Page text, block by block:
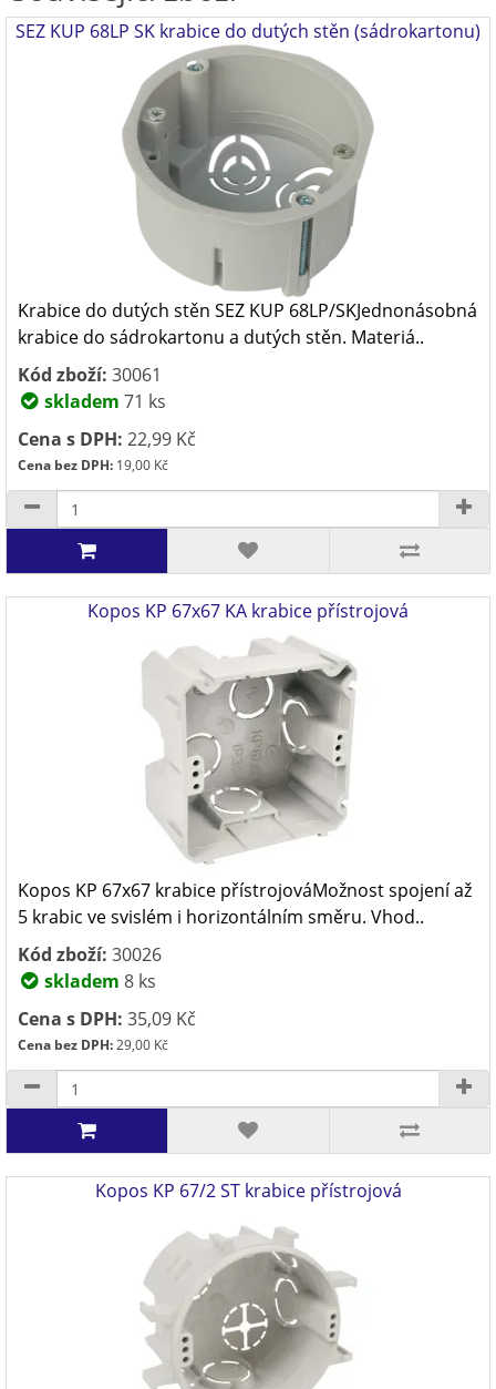
SEZ KUP 68LP SK krabice do dutých stěn (sádrokartonu)
Krabice do dutých stěn SEZ KUP 68LP/SKJednonásobná
krabice do sádrokartonu a dutých stěn. Materiá..
Kód zboží: 30061
skladem 71 ks
Cena s DPH: 22,99 Kč
Cena bez DPH: 19,00 Kč
Kopos KP 67x67 KA krabice přístrojová
Kopos KP 67x67 krabice přístrojováMožnost spojení až
5 krabic ve svislém i horizontálním směru. Vhod..
Kód zboží: 30026
skladem 8 ks
Cena s DPH: 35,09 Kč
Cena bez DPH:29,00 Kč
Kopos KP 67/2 ST krabice přístrojová